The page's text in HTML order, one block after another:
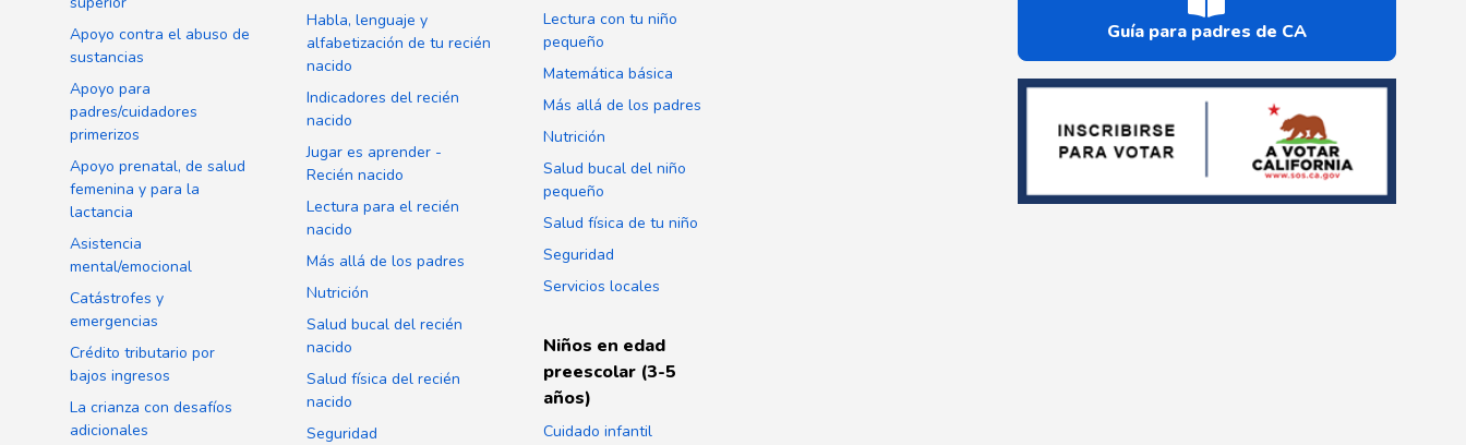
Apoyo contra el abuso de
sustancias
Apoyo para
padres/cuidadores
primerizos
Apoyo prenatal, de salud
femenina y para la
lactancia
Asistencia
mental/emocional
Catástrofes y
emergencias
Crédito tributario por
bajos ingresos
La crianza con desafíos
adicionales
Habla, lenguaje y
alfabetización de tu recién
nacido
Indicadores del recién
nacido
Jugar es aprender -
Recién nacido
Lectura para el recién
nacido
Más allá de los padres
Nutrición
Salud bucal del recién
nacido
Salud física del recién
nacido
Seguridad
Lectura con tu niño
pequeño
Matemática básica
Más allá de los padres
Nutrición
Salud bucal del niño
pequeño
Salud física de tu niño
Seguridad
Servicios locales
Niños en edad
preescolar (3-5
años)
Cuidado infantil
Guía para padres de CA